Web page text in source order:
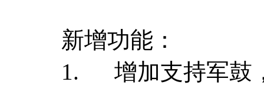
新增功能：
1. 增加支持军鼓，